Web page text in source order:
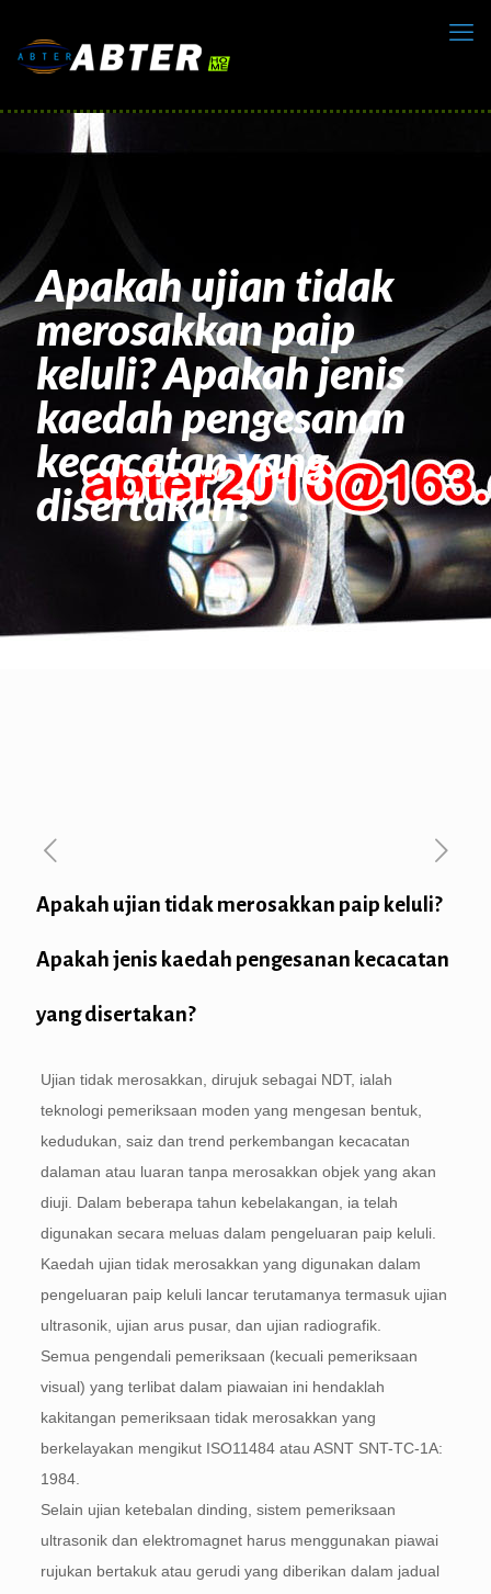
Apakah ujian tidak
merosakkan paip
keluli? Apakah jenis
kaedah pengesanan
kecacatan yang
disertakan?
Apakah ujian tidak merosakkan paip keluli?
Apakah jenis kaedah pengesanan kecacatan
yang disertakan?
Ujian tidak merosakkan, dirujuk sebagai NDT, ialah
teknologi pemeriksaan moden yang mengesan bentuk,
kedudukan, saiz dan trend perkembangan kecacatan
dalaman atau luaran tanpa merosakkan objek yang akan
diuji. Dalam beberapa tahun kebelakangan, ia telah
digunakan secara meluas dalam pengeluaran paip keluli.
Kaedah ujian tidak merosakkan yang digunakan dalam
pengeluaran paip keluli lancar terutamanya termasuk ujian
ultrasonik, ujian arus pusar, dan ujian radiografik.
Semua pengendali pemeriksaan (kecuali pemeriksaan
visual) yang terlibat dalam piawaian ini hendaklah
kakitangan pemeriksaan tidak merosakkan yang
berkelayakan mengikut ISO11484 atau ASNT SNT-TC-1A:
1984.
Selain ujian ketebalan dinding, sistem pemeriksaan
ultrasonik dan elektromagnet harus menggunakan piawai
rujukan bertakuk atau gerudi yang diberikan dalam jadual